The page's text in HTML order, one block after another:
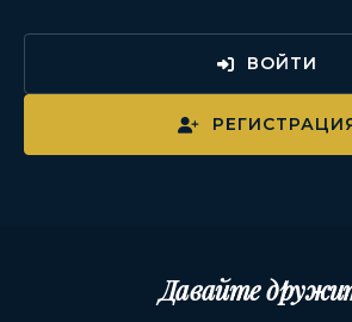
ВОЙТИ
Давайте